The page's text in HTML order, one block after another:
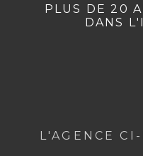
PLUS DE 20
DANS
L'AGENCE